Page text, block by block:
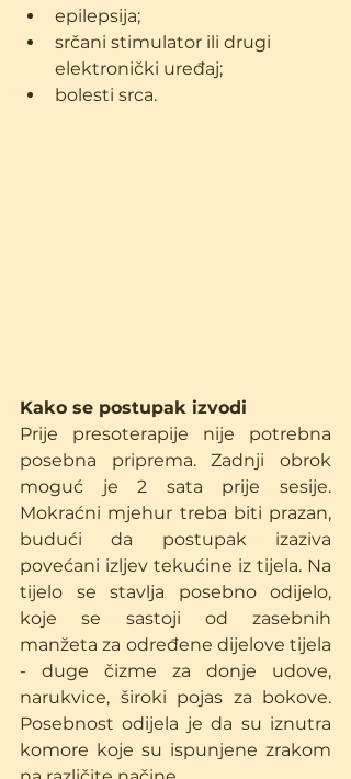
epilepsija;
srčani stimulator ili drugi
elektronički uređaj;
bolesti srca.
Kako se postupak izvodi
Prije presoterapije nije potrebna
posebna priprema. Zadnji obrok
moguć je 2 sata prije sesije.
Mokraćni mjehur treba biti prazan,
budući da postupak izaziva
povećani izljev tekućine iz tijela. Na
tijelo se stavlja posebno odijelo,
koje se sastoji od zasebnih
manžeta za određene dijelove tijela
- duge čizme za donje udove,
narukvice, široki pojas za bokove.
Posebnost odijela je da su iznutra
komore koje su ispunjene zrakom